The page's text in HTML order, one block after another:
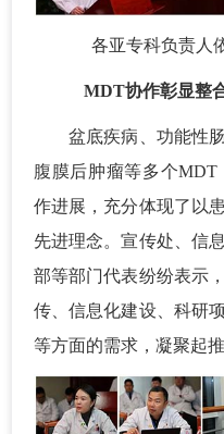
各亚专科负责人
MDT协作彰显整
盆底疾病、功能性肠
腹膜后肿瘤等多个
作进展，充分体现了以
先进理念。宣传处、信
部等部门代表纷纷表示
传、信息化建设、科研
等方面的需求，凝聚起